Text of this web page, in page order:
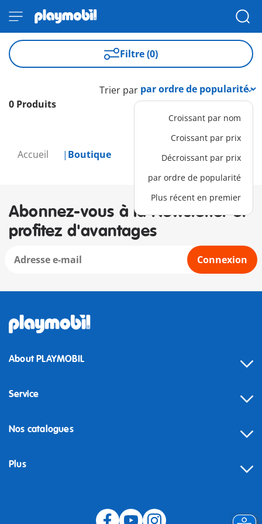
Accueil Boutique
Filtre (0)
0 Produits
Trier par
Croissant par nom
Croissant par prix
Décroissant par prix
par ordre de popularité
Plus récent en premier
Abonnez-vous à la Newsletter et
profitez d'avantages
Connexion
About PLAYMOBIL
Service
Nos catalogues
Plus